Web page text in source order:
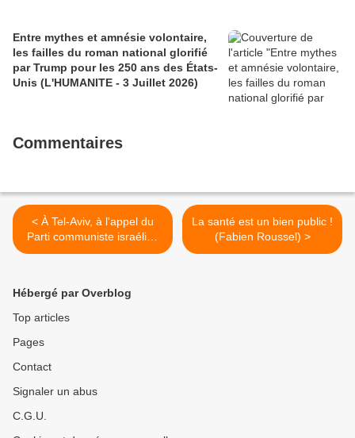
Entre mythes et amnésie volontaire,
les failles du roman national glorifié
par Trump pour les 250 ans des États-
Unis (L'HUMANITE - 3 Juillet 2026)
Commentaires
< À Tel-Aviv, à l'appel du
Parti communiste israélien
et de Standing Together, on
Barbancey, 8 juin 2021)
La santé est un bien public !
(Fabien Roussel) >
Hébergé par Overblog
Top articles
Pages
Contact
Signaler un abus
C.G.U.